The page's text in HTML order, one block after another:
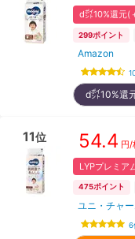
d㌽10%還元(
299ポイント
Amazon
d㌽10%還
11位 54.4 円/
LYPプレミア
475ポイント
ユニ・チャ
6